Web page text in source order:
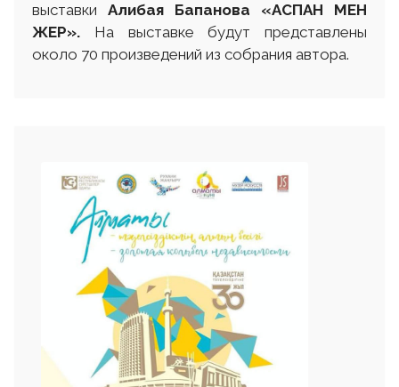
выставки Алибая Бапанова «АСПАН МЕН
ЖЕР». На выставке будут представлены
около 70 произведений из собрания автора.